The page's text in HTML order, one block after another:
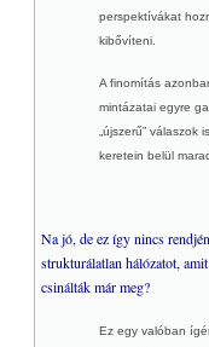
perspektívákat
kibővíteni.
A finomítás
mintázatai egyre
„újszerű”
keretein belül
Na jó, de ez így nincs
strukturálatlan hálózatot,
csinálták már meg?
Ez egy valóban